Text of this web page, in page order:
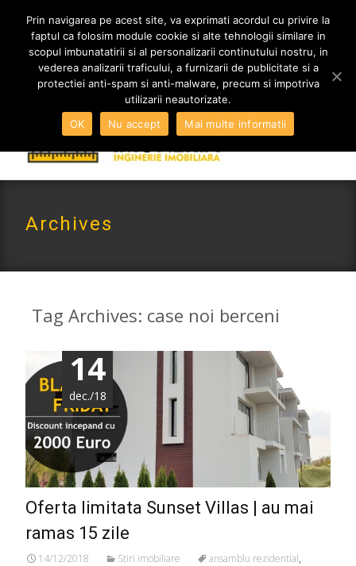
0765 522 734 | 0724 880 890
contact@imoneria.ro
Archives
Tag Archives: case noi berceni
14
dec./18
Oferta limitata Sunset Villas | au mai
ramas 15 zile
14/12/2018 Stiri imobiliare ansamblu rezidential,
MENIU
Prin navigarea pe acest site, va exprimati acordul cu privire la
faptul ca folosim module cookie si alte tehnologii similare in
scopul imbunatatirii si al personalizarii continutului nostru, in
vederea analizarii traficului, a furnizarii de publicitate si a
protectiei anti-spam si anti-malware, precum si impotriva
utilizarii neautorizate.
OK
Nu accept Mai multe informatii